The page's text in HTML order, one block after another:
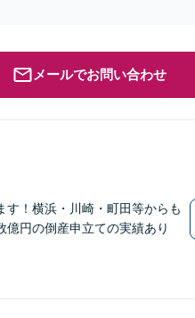
メールでお問い合わせ
す！横浜・川崎・町田等からも
円の倒産申立ての実績あり